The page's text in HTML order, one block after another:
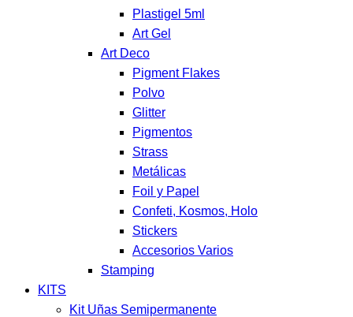
Plastigel 5ml
Art Gel
Art Deco
Pigment Flakes
Polvo
Glitter
Pigmentos
Strass
Metálicas
Foil y Papel
Confeti, Kosmos, Holo
Stickers
Accesorios Varios
Stamping
KITS
Kit Uñas Semipermanente